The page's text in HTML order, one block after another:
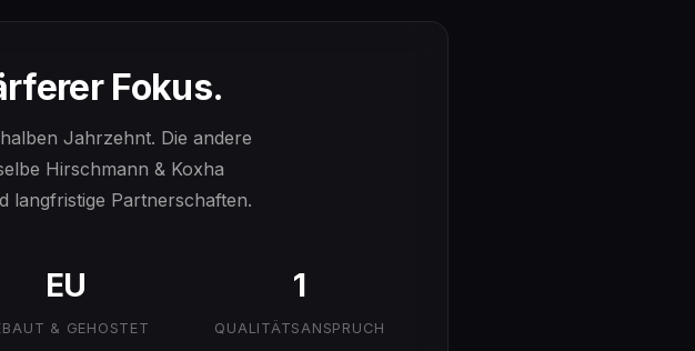
Fokus.
Jahrzehnt. Die andere
Hirschmann & Koxha
langfristige Partnerschaften.
EU
& GEHOSTET
1
QUALITÄTSANSPRUCH